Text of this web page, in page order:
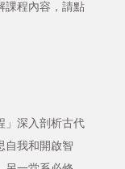
課程內容，請點
」深入剖析古代
自我和開啟智